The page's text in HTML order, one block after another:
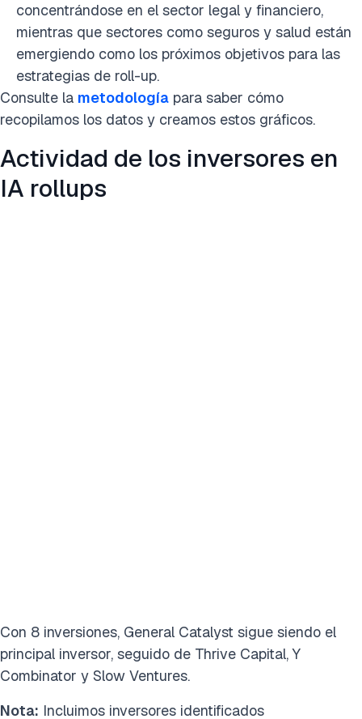
concentrándose en el sector legal y financiero,
mientras que sectores como seguros y salud están
emergiendo como los próximos objetivos para las
estrategias de roll-up.
Consulte la metodología para saber cómo
recopilamos los datos y creamos estos gráficos.
Actividad de los inversores en
IA rollups
Con 8 inversiones, General Catalyst sigue siendo el
principal inversor, seguido de Thrive Capital, Y
Combinator y Slow Ventures.
Nota: Incluimos inversores identificados